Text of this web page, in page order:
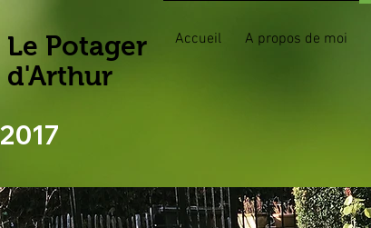
Le Potager
d'Arthur
Accueil A propos de moi
2017